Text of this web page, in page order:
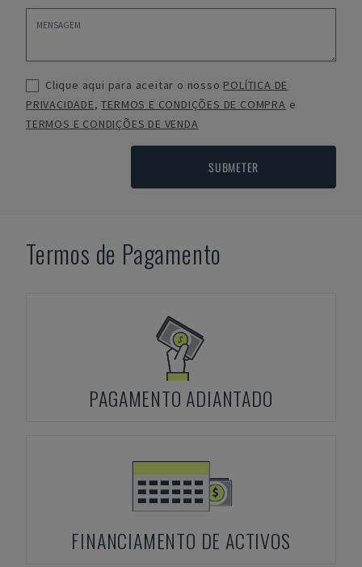
Clique aqui para aceitar o nosso POLÍTICA DE
PRIVACIDADE,TERMOS E CONDIÇÕES DE COMPRA e
TERMOS E CONDIÇÕES DE VENDA
SUBMETER
Termos de Pagamento
PAGAMENTO ADIANTADO
FINANCIAMENTO DE ACTIVOS